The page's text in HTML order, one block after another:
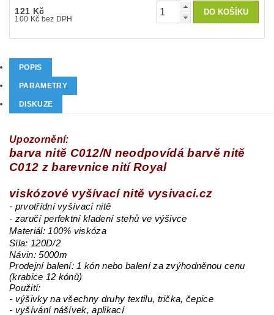
121 Kč
100 Kč bez DPH
POPIS
PARAMETRY
DISKUZE
Upozornění:
barva nitě C012/N neodpovídá barvě nitě
C012 z barevnice nití Royal
viskózové vyšívací nitě vysivaci.cz
- prvotřídní vyšívací nitě
- zaručí perfektní kladení stehů ve výšivce
Materiál: 100% viskóza
Síla: 120D/2
Návin: 5000m
Prodejní balení: 1 kón nebo balení za zvýhodněnou cenu
(krabice 12 kónů)
Použití:
- výšivky na všechny druhy textilu, trička, čepice
- vyšívání nášívek, aplikací